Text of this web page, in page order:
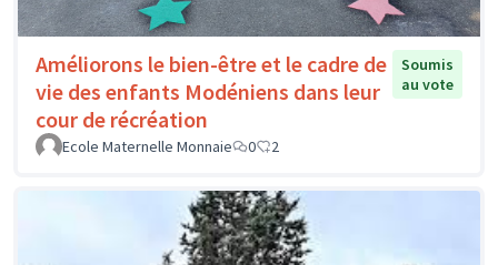
Améliorons le bien-être et le cadre de
vie des enfants Modéniens dans leur
cour de récréation
Soumis
au vote
Ecole Maternelle Monnaie 0 2